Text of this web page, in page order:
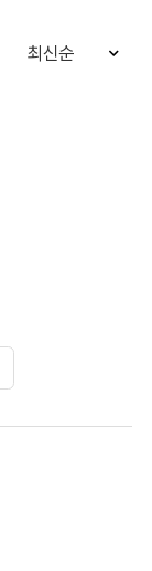
최신순